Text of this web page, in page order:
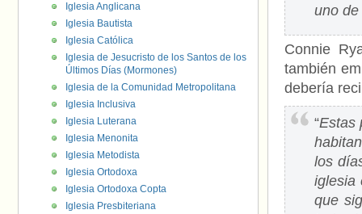
uno de
Connie
también
debería
“Estas
los
iglesia
que
Iglesia Anglicana
Iglesia Bautista
Iglesia Católica
Iglesia de Jesucristo de los Santos de los
Últimos Días (Mormones)
Iglesia de la Comunidad Metropolitana
Iglesia Inclusiva
Iglesia Luterana
Iglesia Menonita
Iglesia Metodista
Iglesia Ortodoxa
Iglesia Ortodoxa Copta
Iglesia Presbiteriana